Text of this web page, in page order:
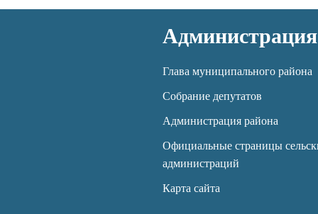
Администрация
Глава муниципального района
Собрание депутатов
Администрация района
Официальные страницы
администраций
Карта сайта